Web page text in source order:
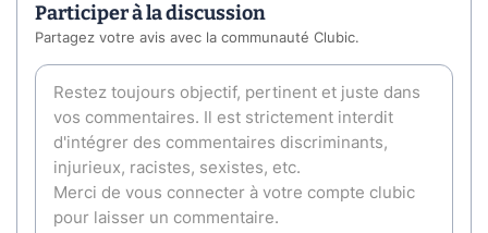
Participer à la discussion
Partagez votre avis avec la communauté Clubic.